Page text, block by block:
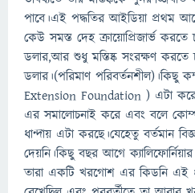
পাবে।এই পদ্ধতির আইডিয়া প্রথম
কেউ সমস্ত দেহ ক্রায়োপ্রিজার্ভ
ডলার,আর শুধু মস্তিষ্ক সংরক্ষণ করতে
ডলার।(পরিমাণ পরিবর্তনশীল)।কিছু
Extension Foundation ) এটা
এর সমালোচনাই করে এবং বলে
ধান্দায় এটা করছে।যেহেতু বর্তমান
দেয়নি।কিছু বছর আগে
তারা একটি খরগোশ এর কিডনি এই